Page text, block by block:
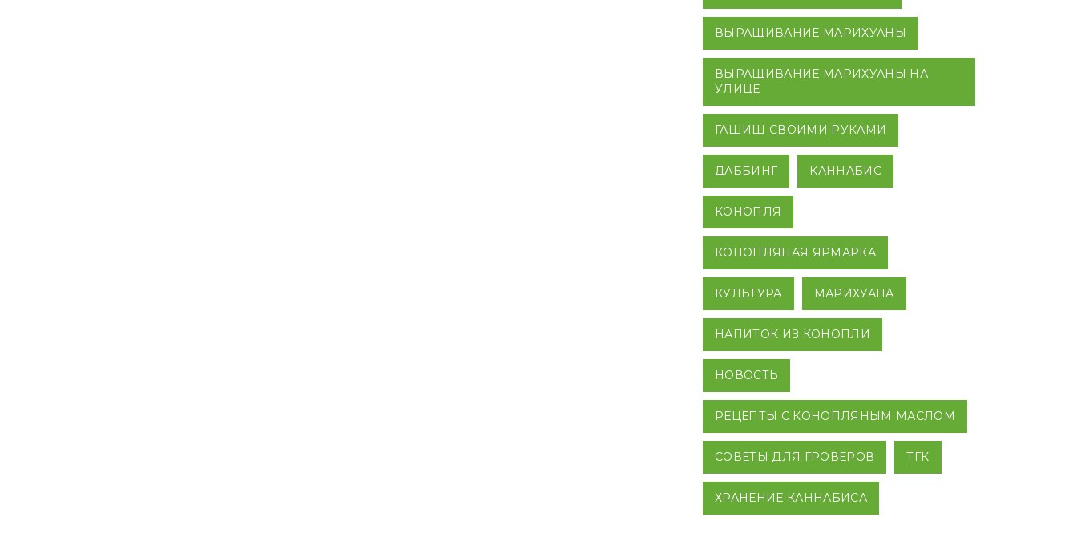
ВЫРАЩИВАНИЕ МАРИХУАНЫ
ВЫРАЩИВАНИЕ МАРИХУАНЫ НА
УЛИЦЕ
ГАШИШ СВОИМИ РУКАМИ
ДАББИНГ КАННАБИС
КОНОПЛЯ
КОНОПЛЯНАЯ ЯРМАРКА
КУЛЬТУРА МАРИХУАНА
НАПИТОК ИЗ КОНОПЛИ
НОВОСТЬ
РЕЦЕПТЫ С КОНОПЛЯНЫМ МАСЛОМ
СОВЕТЫ ДЛЯ ГРОВЕРОВ ТГК
ХРАНЕНИЕ КАННАБИСА